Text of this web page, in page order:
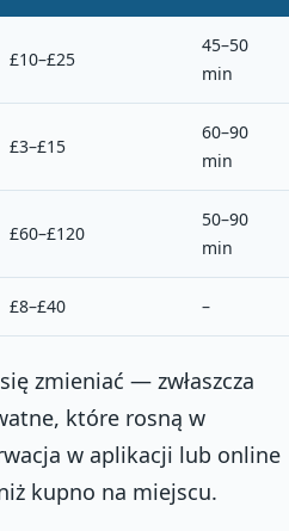
£10–£25
45–50
min
£3–£15
60–90
min
£60–£120
50–90
min
£8–£40 –
zmieniać — zwłaszcza
które rosną w
w aplikacji lub online
kupno na miejscu.